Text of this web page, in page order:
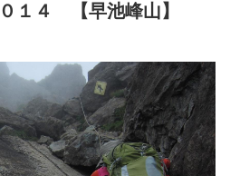
０１４ 【早池峰山】